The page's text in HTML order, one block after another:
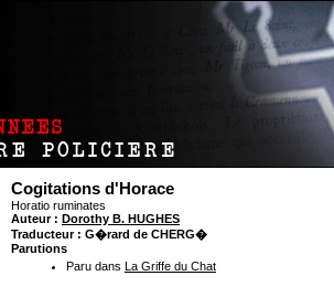
Cogitations d'Horace
Horatio ruminates
Auteur : Dorothy B. HUGHES
Traducteur : G�rard de CHERG�
Parutions
Paru dans La Griffe du Chat